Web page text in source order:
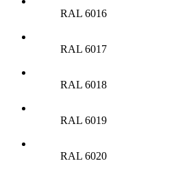
RAL 6016
RAL 6017
RAL 6018
RAL 6019
RAL 6020